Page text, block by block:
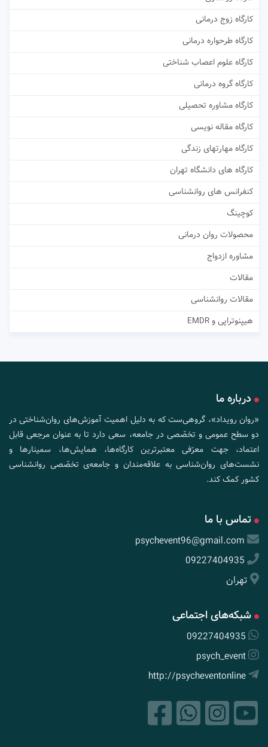
کارگاه زوج درمانی
کارگاه طرحواره درمانی
کارگاه علوم اعصاب شناختی
کارگاه گروه درمانی
کارگاه مشاوره تحصیلی
کارگاه مقاله نویسی
کارگاه مهارتهای زندگی
کارگاه های دانشگاه تهران
کنفرانس های روانشناسی
کوچینگ
محصولات روان درمانی
مشاوره ازدواج
مقالات
مقالات روانشناسی
هیپنوتراپی و EMDR
درباره ما
«روان رویداد»، گروهی‌ست که به دلیل اهمیت آموزش‌های روان‌شناختی در
دو سطح عمومی و تخصّصی در جامعه، سعی دارد تا به عنوان مرجعی قابل
اعتماد، جهت معرّفی معتبرترین کارگاه‌ها، همایش‌ها، سمینارها و
نشست‌های روان‌شناسی به علاقه‌مندان و جامعه‌ی تخصّصی روانشناسی
کشور کمک کند.
تماس با ما
psychevent96@gmail.com
09227404935
تهران
شبکه‌های اجتماعی
09227404935
psych_event
http://psycheventonline